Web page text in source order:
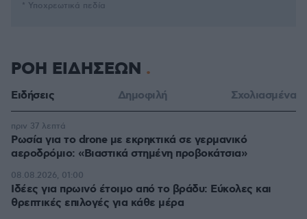
* Υποχρεωτικά πεδία
ΡΟΗ ΕΙΔΗΣΕΩΝ
Ειδήσεις Δημοφιλή Σχολιασμένα
Ρωσία για το drone με εκρηκτικά σε γερμανικό
αεροδρόμιο: «Βιαστικά στημένη προβοκάτσια»
πριν 37 λεπτά
Ιδέες για πρωινό έτοιμο από το βράδυ: Εύκολες και
θρεπτικές επιλογές για κάθε μέρα
08.08.2026, 01:00